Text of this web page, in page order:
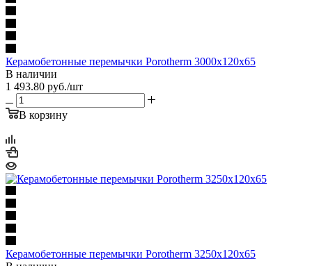
Керамобетонные перемычки Porotherm 3000x120x65
В наличии
1 493.80 руб./шт
В корзину
Керамобетонные перемычки Porotherm 3250x120x65